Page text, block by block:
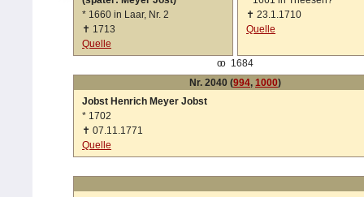
* 1660 in Laar, Nr. 2
✝ 1713
Quelle
✝ 23.1.1710
Quelle
oo
1684
Nr. 2040 (994, 1000)
Jobst Henrich Meyer Jobst
* 1702
✝ 07.11.1771
Quelle